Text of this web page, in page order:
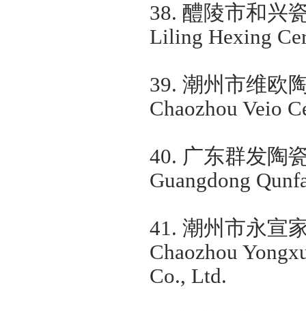
38. 醴陵市和兴
Liling Hexing
39. 潮州市维欧
Chaozhou
40. 广东群发陶
Guangdong
41. 潮州市永宣
Chaozhou
Co., Ltd.